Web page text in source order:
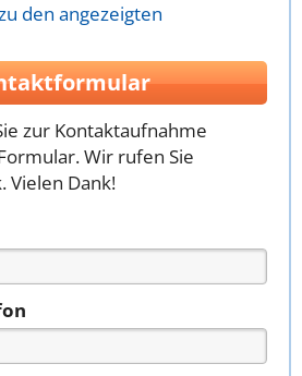
den angezeigten
zur Kontaktaufnahme
Wir rufen Sie
Vielen Dank!